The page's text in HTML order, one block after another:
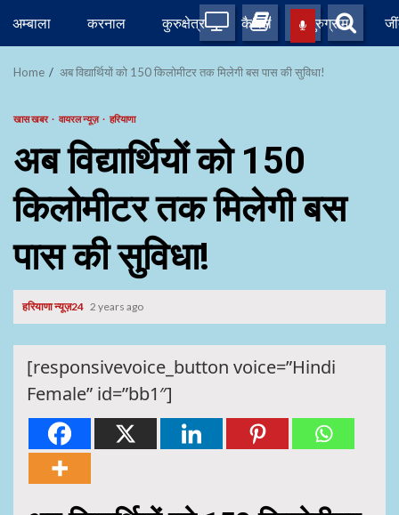
content
अम्बाला करनाल कुरुक्षेत्र कैथल गुरुग्राम
Home अब विद्यार्थियों को 150 किलोमीटर तक मिलेगी बस पास की सुविधा!
खास खबर वायरल न्यूज़ हरियाणा
अब विद्यार्थियों को 150
किलोमीटर तक मिलेगी बस
पास की सुविधा!
हरियाणा न्यूज़24 2 years ago
[responsivevoice_button voice=”Hindi
Female” id=”bb1″]